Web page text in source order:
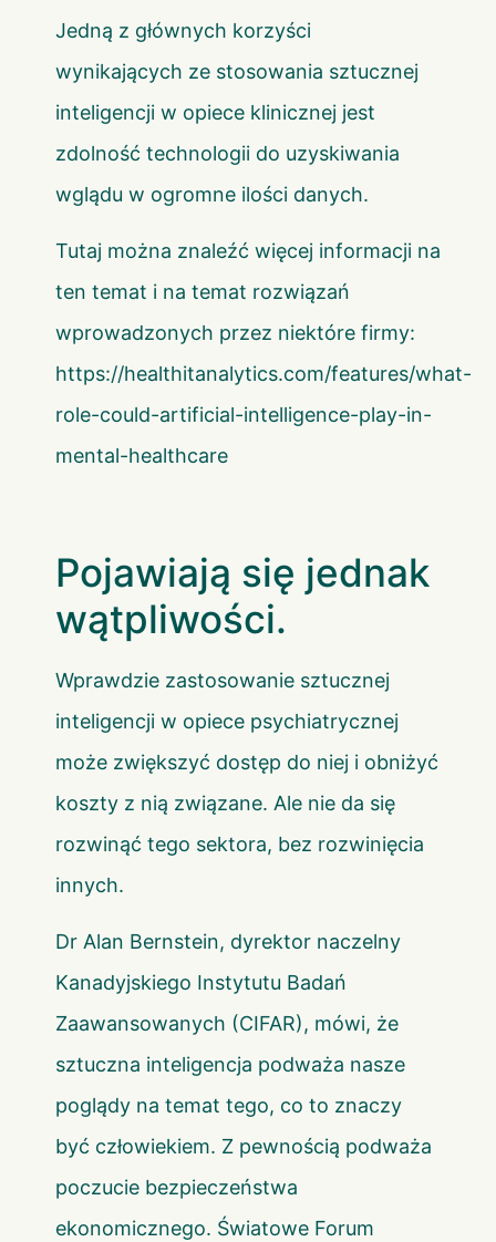
Jedną z głównych korzyści
wynikających ze stosowania sztucznej
inteligencji w opiece klinicznej jest
zdolność technologii do uzyskiwania
wglądu w ogromne ilości danych.
Tutaj można znaleźć więcej informacji na
ten temat i na temat rozwiązań
wprowadzonych przez niektóre firmy:
https://healthitanalytics.com/features/what-
role-could-artificial-intelligence-play-in-
mental-healthcare
Pojawiają się jednak
wątpliwości.
Wprawdzie zastosowanie sztucznej
inteligencji w opiece psychiatrycznej
może zwiększyć dostęp do niej i obniżyć
koszty z nią związane. Ale nie da się
rozwinąć tego sektora, bez rozwinięcia
innych.
Dr Alan Bernstein, dyrektor naczelny
Kanadyjskiego Instytutu Badań
Zaawansowanych (CIFAR), mówi, że
sztuczna inteligencja podważa nasze
poglądy na temat tego, co to znaczy
być człowiekiem. Z pewnością podważa
poczucie bezpieczeństwa
ekonomicznego. Światowe Forum